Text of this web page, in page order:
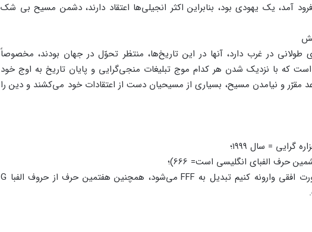
آمد، یک یهودی بود، بنابراین اکثر انجیلی‌ها اعتقاد دارند، دشمن مسیح بی شک
طولانی در غرب دارد، آنها در این تاریخ‌ها، منتظر تحوّل در جهان بودند، مخصوصاً
به ۱۰۰۰ و ۶۶۶ مربوط است که با نزدیک شدن هر کدام موج تبلیغات منجی‌گرایی و پایان تاریخ به اوج خود
مقرّر و نیامدن مسیح، بسیاری از مسیحیان دست از اعتقادات خود می‌کشند و دین را
نشان ۷۷۷؛ زیرا اگر آن را به‌صورت افقی وارونه کنیم تبدیل به FFF می‌شود، همچنین هفتمین حرف از حروف الفبا G